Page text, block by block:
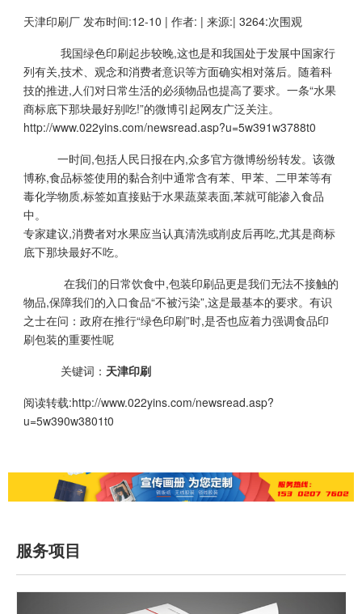
天津印刷厂 发布时间:12-10 | 作者: | 来源:| 3264:次围观
我国绿色印刷起步较晚,这也是和我国处于发展中国家行
列有关,技术、观念和消费者意识等方面确实相对落后。随着科
技的推进,人们对日常生活的必须物品也提高了要求。一条“水果
商标底下那块最好别吃!”的微博引起网友广泛关注。
http://www.022yins.com/newsread.asp?u=5w391w3788t0
一时间,包括人民日报在内,众多官方微博纷纷转发。该微
博称,食品标签使用的黏合剂中通常含有苯、甲苯、二甲苯等有
毒化学物质,标签如直接贴于水果蔬菜表面,苯就可能渗入食品
中。
专家建议,消费者对水果应当认真清洗或削皮后再吃,尤其是商标
底下那块最好不吃。
在我们的日常饮食中,包装印刷品更是我们无法不接触的
物品,保障我们的入口食品“不被污染”,这是最基本的要求。有识
之士在问：政府在推行“绿色印刷”时,是否也应着力强调食品印
刷包装的重要性呢
关键词： 天津印刷
阅读转载:http://www.022yins.com/newsread.asp?
u=5w390w3801t0
服务项目